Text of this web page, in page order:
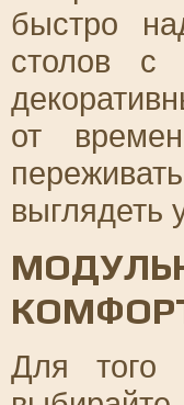
быстро
столов с
от
выглядеть
Для того